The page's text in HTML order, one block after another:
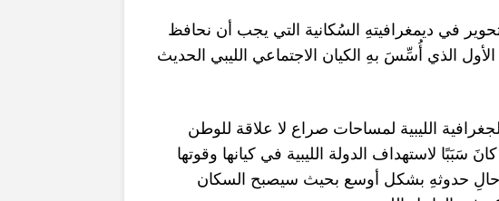
في ديمغرافيتهِ السُكانية التي يجب أن نحافظ
الأول الذي أُسِّسَ بهِ الكيان الاجتماعي الليبي الحديث
الليبية لمساحات صراع لا علاقة للوطن
سَبَبًا لاستهداف الدولة الليبية في كيانها وقوتها
حالِ حدوثهِ بشكل أوسع بحيث سيصبح السكان